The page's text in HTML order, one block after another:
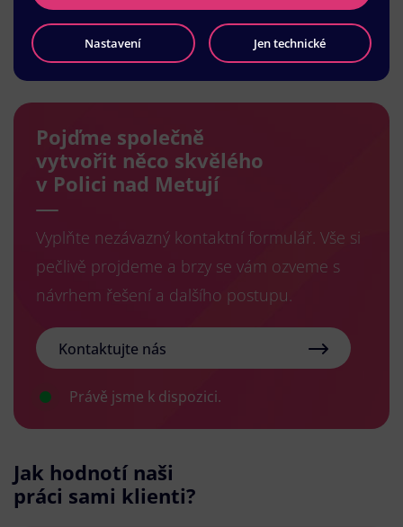
Načíst další
Pojďme společně
vytvořit něco skvělého
v Polici nad Metují
Vyplňte nezávazný kontaktní formulář. Vše si
pečlivě projdeme a brzy se vám ozveme s
návrhem řešení a dalšího postupu.
Kontaktujte nás
Právě jsme k dispozici.
Jak hodnotí naši
práci sami klienti?
Nastavení Jen technické